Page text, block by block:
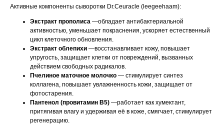
Активные компоненты сыворотки Dr.Ceuracle (leegeehaam):
Экстракт прополиса —обладает антибактериальной
активностью, уменьшает покраснения, ускоряет естественный
цикл клеточного обновления.
Экстракт облепихи —восстанавливает кожу, повышает
упругость, защищает клетки от повреждений, вызванных
действием свободных радикалов.
Пчелиное маточное молочко — стимулирует синтез
коллагена, повышает увлажненность кожи, защищает от
фотостарения.
Пантенол (провитамин В5) —работает как хумектант,
притягивая влагу и удерживая её в коже, смягчает, стимулирует
регенерацию.